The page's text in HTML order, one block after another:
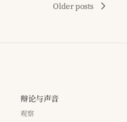
Older posts
辩论与声音
观察